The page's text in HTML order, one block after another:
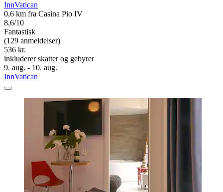
InnVatican
0,6 km fra Casina Pio IV
8,6/10
Fantastisk
(129 anmeldelser)
536 kr.
inkluderer skatter og gebyrer
9. aug. - 10. aug.
InnVatican